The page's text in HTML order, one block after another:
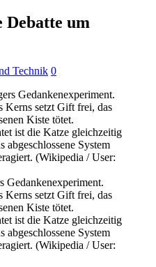
um
Technik 0
Gedankenexperiment.
Kerns setzt Gift frei, das
Kiste tötet.
ist die Katze gleichzeitig
abgeschlossene System
(Wikipedia / User: